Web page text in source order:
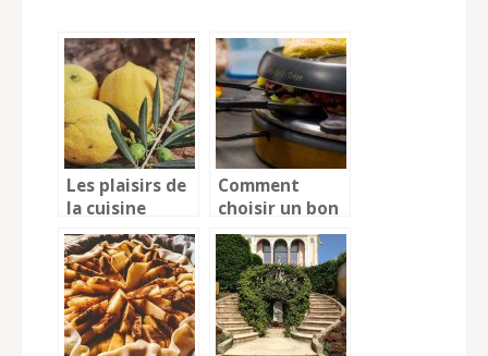
Les plaisirs de
la cuisine
méditerranéenne
Comment
choisir un bon
appareil à
raclette pour
une utilisation
à domicile ?